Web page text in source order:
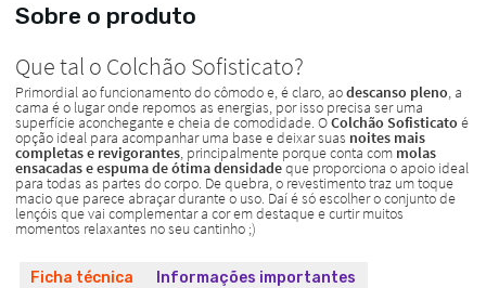
Sobre o produto
Ficha técnica Informações importantes